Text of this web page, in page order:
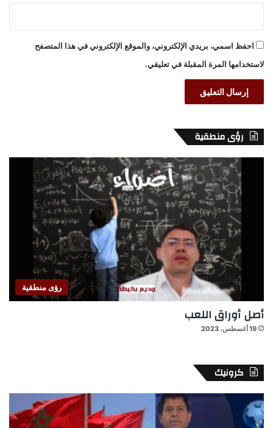
احفظ اسمي، بريدي الإلكتروني، والموقع الإلكتروني في هذا المتصفح
لاستخدامها المرة المقبلة في تعليقي.
رؤى منطقية
رؤى منطقية
أصل أوراق اللعب
19 أغسطس، 2023
كرونيك